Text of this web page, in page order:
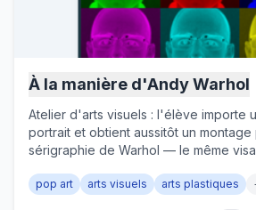
À la manière d'Andy Warhol
Atelier d'arts visuels : l'élève importe
portrait et obtient aussitôt un
sérigraphie de Warhol — le même
principe se découvre dans l'aide
pop art arts visuels arts plastiques